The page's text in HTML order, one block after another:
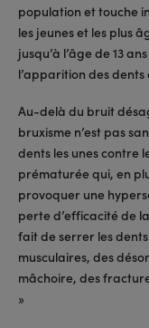
population et touche
les jeunes et les plus
jusqu’à l’âge de 13
l’apparition des dents
Au-delà du bruit
bruxisme n’est pas
dents les unes contre
prématurée qui, en
provoquer une
perte d’efficacité de
fait de serrer les
musculaires, des
mâchoire, des
»